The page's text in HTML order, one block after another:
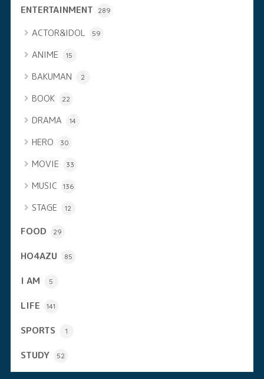
ENTERTAINMENT 289
ACTOR&IDOL 59
ANIME 15
BAKUMAN 2
BOOK 22
DRAMA 14
HERO 30
MOVIE 33
MUSIC 136
STAGE 12
FOOD 29
HO4AZU 85
I AM 5
LIFE 141
SPORTS 1
STUDY 52